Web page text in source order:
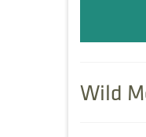
Wild